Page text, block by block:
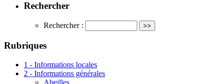
Rechercher
Rechercher :
Rubriques
1 - Informations locales
2 - Informations générales
Abeilles